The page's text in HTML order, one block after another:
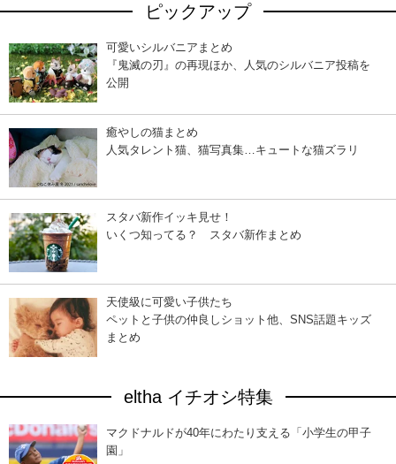
ピックアップ
可愛いシルバニアまとめ
『鬼滅の刃』の再現ほか、人気のシルバニア投稿を
公開
癒やしの猫まとめ
人気タレント猫、猫写真集…キュートな猫ズラリ
スタバ新作イッキ見せ！
いくつ知ってる？ スタバ新作まとめ
天使級に可愛い子供たち
ペットと子供の仲良しショット他、SNS話題キッズ
まとめ
eltha イチオシ特集
マクドナルドが40年にわたり支える「小学生の甲子
園」